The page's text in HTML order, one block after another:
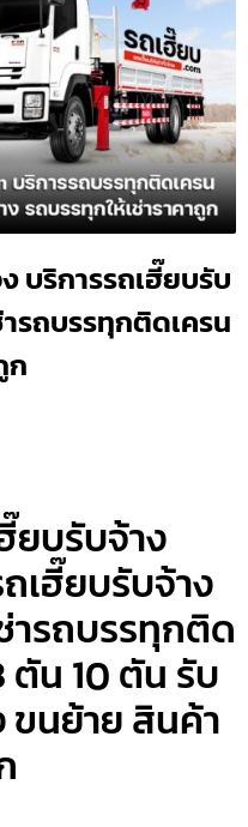
บริการรถเฮี๊ยบรับ
ารถบรรทุกติดเครน
ก
ยบรับจ้าง
เฮี๊ยบรับจ้าง
ารถบรรทุกติด
ตัน 10 ตัน รับ
นย้าย สินค้า